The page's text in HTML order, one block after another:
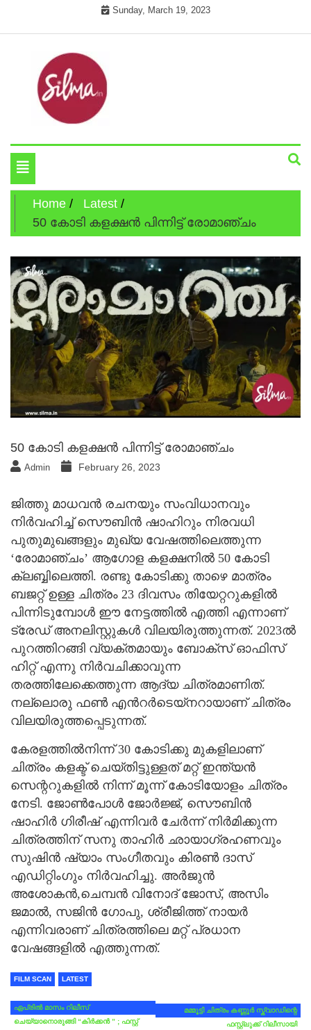
Sunday, March 19, 2023
Silma.in
Toggle
navigation
Home
Latest
50 കോടി കളക്ഷൻ പിന്നിട്ട് രോമാഞ്ചം
50 കോടി കളക്ഷൻ പിന്നിട്ട് രോമാഞ്ചം
Admin February 26, 2023
ജിത്തു മാധവൻ രചനയും സംവിധാനവും
നിര്‍വഹിച്ച് സൌബിന്‍ ഷാഹിറും നിരവധി
പുതുമുഖങ്ങളും മുഖ്യ വേഷത്തിലെത്തുന്ന
‘രോമാഞ്ചം’ ആഗോള കളക്ഷനിൽ 50 കോടി
ക്ലബ്ബിലെത്തി. രണ്ടു കോടിക്കു താഴെ മാത്രം
ബജറ്റ് ഉള്ള ചിത്രം 23 ദിവസം തിയേറ്ററുകളിൽ
പിന്നിടുമ്പോൾ ഈ നേട്ടത്തിൽ എത്തി എന്നാണ്
ട്രേഡ് അനലിസ്റ്റുകള്‍ വിലയിരുത്തുന്നത്. 2023ല്‍
പുറത്തിറങ്ങി വ്യക്തമായും ബോക്സ് ഓഫിസ്
ഹിറ്റ് എന്നു നിര്‍വചിക്കാവുന്ന
തരത്തിലേക്കെത്തുന്ന ആദ്യ ചിത്രമാണിത്.
നല്ലൊരു ഫണ്‍ എന്‍റര്‍ടെയ്നറായാണ് ചിത്രം
വിലയിരുത്തപ്പെടുന്നത്.
കേരളത്തിൽനിന്ന് 30 കോടിക്കു മുകളിലാണ്
ചിത്രം കളക്ട് ചെയ്തിട്ടുള്ളത് മറ്റ് ഇന്ത്യൻ
സെന്ററുകളിൽ നിന്ന് മൂന്ന് കോടിയോളം ചിത്രം
നേടി. ജോൺപോൾ ജോർജ്ജ്, സൌബിൻ
ഷാഹിർ ഗിരീഷ് എന്നിവര്‍ ചേര്‍ന്ന് നിര്‍മിക്കുന്ന
ചിത്രത്തിന് സനു താഹിർ ഛായാഗ്രഹണവും
സുഷിന്‍ ഷ്യാം സംഗീതവും കിരണ്‍ ദാസ്
എഡിറ്റിംഗും നിര്‍വഹിച്ചു. അർജുൻ
അശോകൻ,ചെമ്പൻ വിനോദ് ജോസ്, അസിം
ജമാൽ, സജിൻ ഗോപു, ശ്രീജിത്ത് നായർ
എന്നിവരാണ് ചിത്രത്തിലെ മറ്റ് പ്രധാന
വേഷങ്ങളില്‍ എത്തുന്നത്.
FILM SCAN LATEST
ഏപ്രിൽ മാസം റിലീസ്
ചെയ്യാനൊരുങ്ങി “കിർക്കൻ ” ; ഫസ്റ്റ്
മമ്മൂട്ടി ചിത്രം കണ്ണൂർ സ്ക്വാഡിന്റെ
ഫസ്റ്റ്ലുക്ക് റിലീസായി